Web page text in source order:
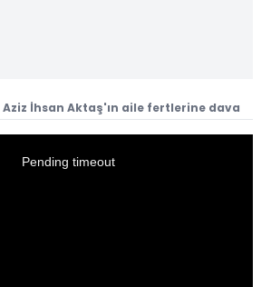
Aziz İhsan Aktaş'ın aile fertlerine dava
Pending timeout